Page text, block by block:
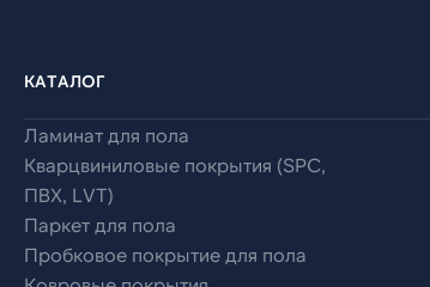
КАТАЛОГ
Ламинат для пола
Кварцвиниловые покрытия (SPC,
ПВХ, LVT)
Паркет для пола
Пробковое покрытие для пола